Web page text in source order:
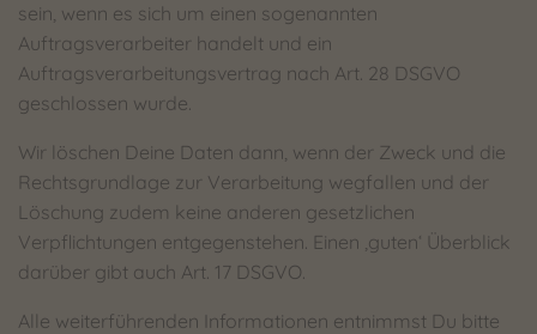
sein, wenn es sich um einen sogenannten
Auftragsverarbeiter handelt und ein
Auftragsverarbeitungsvertrag nach Art. 28 DSGVO
geschlossen wurde.
Wir löschen Deine Daten dann, wenn der Zweck und die
Rechtsgrundlage zur Verarbeitung wegfallen und der
Löschung zudem keine anderen gesetzlichen
Verpflichtungen entgegenstehen. Einen ‚guten‘ Überblick
darüber gibt auch Art. 17 DSGVO.
Alle weiterführenden Informationen entnimmst Du bitte